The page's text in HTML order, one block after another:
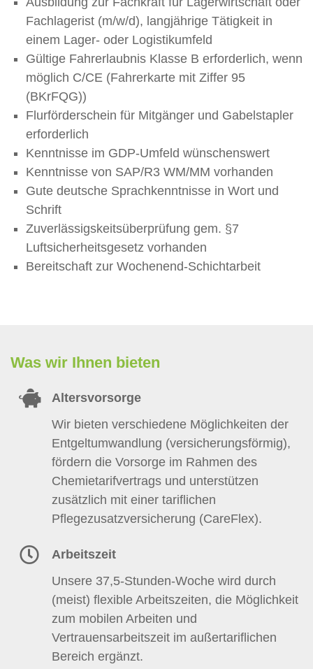
Fachlagerist (m/w/d), langjährige Tätigkeit in
einem Lager- oder Logistikumfeld
Gültige Fahrerlaubnis Klasse B erforderlich, wenn
möglich C/CE (Fahrerkarte mit Ziffer 95
(BKrFQG))
Flurförderschein für Mitgänger und Gabelstapler
erforderlich
Kenntnisse im GDP-Umfeld wünschenswert
Kenntnisse von SAP/R3 WM/MM vorhanden
Gute deutsche Sprachkenntnisse in Wort und
Schrift
Zuverlässigskeitsüberprüfung gem. §7
Luftsicherheitsgesetz vorhanden
Bereitschaft zur Wochenend-Schichtarbeit
Was wir Ihnen bieten
Altersvorsorge
Wir bieten verschiedene Möglichkeiten der
Entgeltumwandlung (versicherungsförmig),
fördern die Vorsorge im Rahmen des
Chemietarifvertrags und unterstützen
zusätzlich mit einer tariflichen
Pflegezusatzversicherung (CareFlex).
Arbeitszeit
Unsere 37,5-Stunden-Woche wird durch
(meist) flexible Arbeitszeiten, die Möglichkeit
zum mobilen Arbeiten und
Vertrauensarbeitszeit im außertariflichen
Bereich ergänzt.